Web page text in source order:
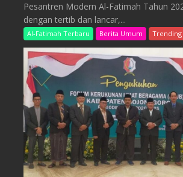
Pesantren Modern Al-Fatimah Tahun
dengan tertib dan lancar,...
Al-Fatimah Terbaru Berita Umum Trending